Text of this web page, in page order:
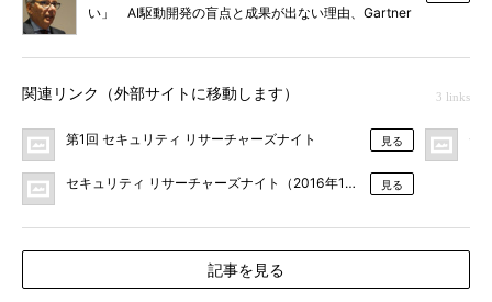
い」 AI駆動開発の盲点と成果が出ない理由、Gartner
関連リンク（外部サイトに移動します） 3 links
第1回 セキュリティ リサーチャーズナイト 見る
セキュリティ リサーチャーズナイト（2016年10月7日） 前半 #リサー
見る
セ
記事を見る